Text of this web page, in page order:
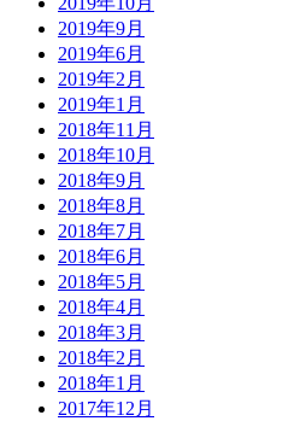
2019年9月
2019年6月
2019年2月
2019年1月
2018年11月
2018年10月
2018年9月
2018年8月
2018年7月
2018年6月
2018年5月
2018年4月
2018年3月
2018年2月
2018年1月
2017年12月